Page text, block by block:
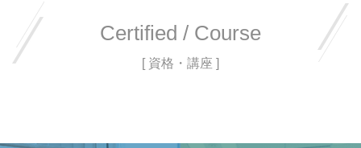
Certified / Course
[ 資格・講座 ]